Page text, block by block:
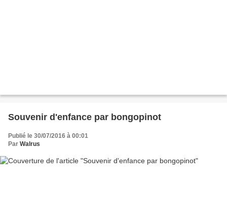
Souvenir d'enfance par bongopinot
Publié le 30/07/2016 à 00:01
Par Walrus